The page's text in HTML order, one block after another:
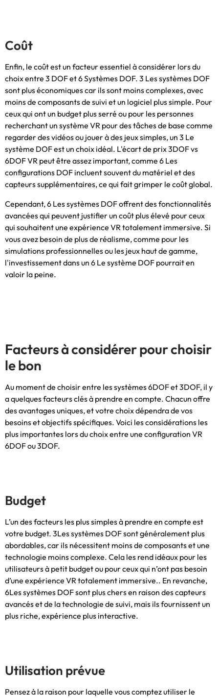
Coût
Enfin, le coût est un facteur essentiel à considérer lors du
choix entre 3 DOF et 6 Systèmes DOF. 3 Les systèmes DOF ​​
sont plus économiques car ils sont moins complexes, avec
moins de composants de suivi et un logiciel plus simple. Pour
ceux qui ont un budget plus serré ou pour les personnes
recherchant un système VR pour des tâches de base comme
regarder des vidéos ou jouer à des jeux simples, un 3 Le
système DOF est un choix idéal. L'écart de prix 3DOF vs
6DOF VR peut être assez important, comme 6 Les
configurations DOF ​​incluent souvent du matériel et des
capteurs supplémentaires, ce qui fait grimper le coût global.
Cependant, 6 Les systèmes DOF ​​offrent des fonctionnalités
avancées qui peuvent justifier un coût plus élevé pour ceux
qui souhaitent une expérience VR totalement immersive. Si
vous avez besoin de plus de réalisme, comme pour les
simulations professionnelles ou les jeux haut de gamme,
l'investissement dans un 6 Le système DOF pourrait en
valoir la peine.
Facteurs à considérer pour choisir
le bon
Au moment de choisir entre les systèmes 6DOF et 3DOF, il y
a quelques facteurs clés à prendre en compte. Chacun offre
des avantages uniques, et votre choix dépendra de vos
besoins et objectifs spécifiques. Voici les considérations les
plus importantes lors du choix entre une configuration VR
6DOF ou 3DOF.
Budget
L’un des facteurs les plus simples à prendre en compte est
votre budget. 3Les systèmes DOF ​​sont généralement plus
abordables, car ils nécessitent moins de composants et une
technologie moins complexe. Cela les rend idéaux pour les
utilisateurs à petit budget ou pour ceux qui n’ont pas besoin
d’une expérience VR totalement immersive.. En revanche,
6Les systèmes DOF ​​sont plus chers en raison des capteurs
avancés et de la technologie de suivi, mais ils fournissent un
plus riche, expérience plus interactive.
Utilisation prévue
Pensez à la raison pour laquelle vous comptez utiliser le